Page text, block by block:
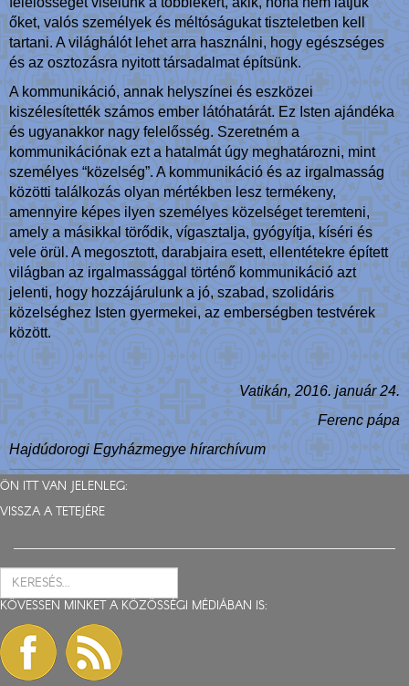
őket, valós személyek és méltóságukat tiszteletben kell
tartani. A világhálót lehet arra használni, hogy egészséges
és az osztozásra nyitott társadalmat építsünk.
A kommunikáció, annak helyszínei és eszközei
kiszélesítették számos ember látóhatárát. Ez Isten ajándéka
és ugyanakkor nagy felelősség. Szeretném a
kommunikációnak ezt a hatalmát úgy meghatározni, mint
személyes “közelség”. A kommunikáció és az irgalmasság
közötti találkozás olyan mértékben lesz termékeny,
amennyire képes ilyen személyes közelséget teremteni,
amely a másikkal törődik, vígasztalja, gyógyítja, kíséri és
vele örül. A megosztott, darabjaira esett, ellentétekre épített
világban az irgalmassággal történő kommunikáció azt
jelenti, hogy hozzájárulunk a jó, szabad, szolidáris
közelséghez Isten gyermekei, az emberségben testvérek
között.
Vatikán, 2016. január 24.
Ferenc pápa
Hajdúdorogi Egyházmegye hírarchívum
ÖN ITT VAN JELENLEG:
VISSZA A TETEJÉRE
KÖVESSEN MINKET A KÖZÖSSÉGI MÉDIÁBAN IS: